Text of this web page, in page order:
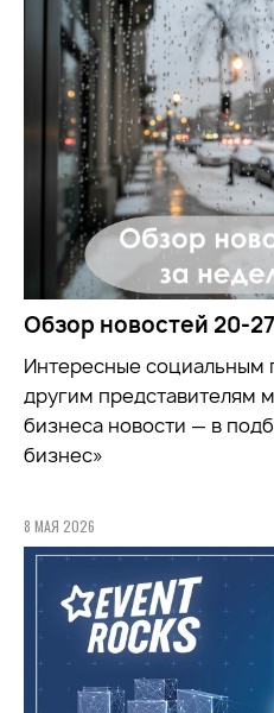
Обзор новостей 20-
Интересные социальным
другим представителям
бизнеса новости — в
бизнес»
8 МАЯ 2026